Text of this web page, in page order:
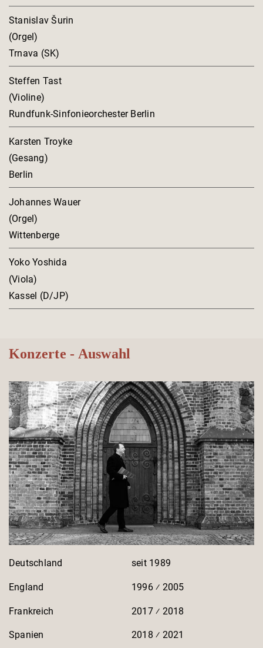
Stanislav Šurin
(Orgel)
Trnava (SK)
Steffen Tast
(Violine)
Rundfunk-Sinfonieorchester Berlin
Karsten Troyke
(Gesang)
Berlin
Johannes Wauer
(Orgel)
Wittenberge
Yoko Yoshida
(Viola)
Kassel (D/JP)
Konzerte - Auswahl
Deutschland seit 1989
England 1996 ⁄ 2005
Frankreich 2017 ⁄ 2018
Spanien 2018 ⁄ 2021